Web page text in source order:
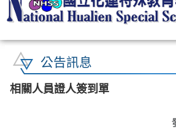
公告訊息
相關人員證人簽到單